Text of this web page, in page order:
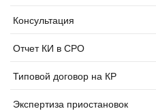
Консультация
Отчет КИ в СРО
Типовой договор на КР
Экспертиза приостановок